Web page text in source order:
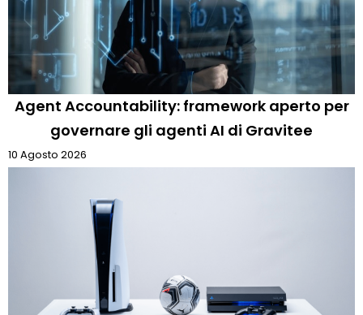
Agent Accountability: framework aperto per
governare gli agenti AI di Gravitee
10 Agosto 2026